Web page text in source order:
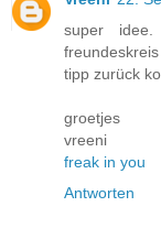
super
tipp zurück
groetjes
vreeni
freak in you
Antworten